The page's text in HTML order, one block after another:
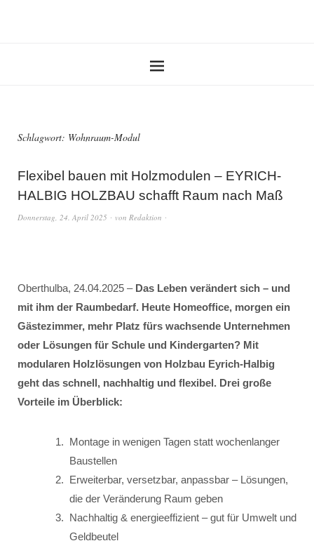
Schlagwort: Wohnraum-Modul
Flexibel bauen mit Holzmodulen – EYRICH-
HALBIG HOLZBAU schafft Raum nach Maß
Donnerstag, 24. April 2025 von Redaktion
Oberthulba, 24.04.2025 – Das Leben verändert sich – und
mit ihm der Raumbedarf. Heute Homeoffice, morgen ein
Gästezimmer, mehr Platz fürs wachsende Unternehmen
oder Lösungen für Schule und Kindergarten? Mit
modularen Holzlösungen von Holzbau Eyrich-Halbig
geht das schnell, nachhaltig und flexibel. Drei große
Vorteile im Überblick:
Montage in wenigen Tagen statt wochenlanger
Baustellen
Erweiterbar, versetzbar, anpassbar – Lösungen,
die der Veränderung Raum geben
Nachhaltig & energieeffizient – gut für Umwelt und
Geldbeutel